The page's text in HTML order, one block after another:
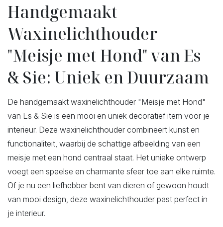
Handgemaakt
Waxinelichthouder
"Meisje met Hond" van Es
& Sie: Uniek en Duurzaam
De handgemaakt waxinelichthouder "Meisje met Hond"
van Es & Sie is een mooi en uniek decoratief item voor je
interieur. Deze waxinelichthouder combineert kunst en
functionaliteit, waarbij de schattige afbeelding van een
meisje met een hond centraal staat. Het unieke ontwerp
voegt een speelse en charmante sfeer toe aan elke ruimte.
Of je nu een liefhebber bent van dieren of gewoon houdt
van mooi design, deze waxinelichthouder past perfect in
je interieur.